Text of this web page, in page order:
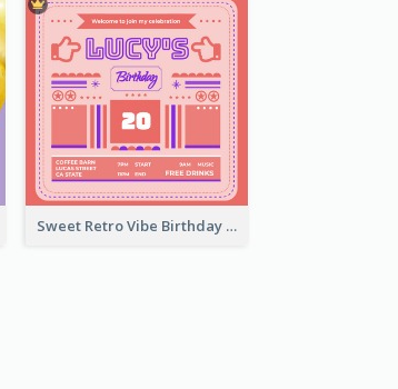
Sweet Retro Vibe Birthday Party Invitation Ideas